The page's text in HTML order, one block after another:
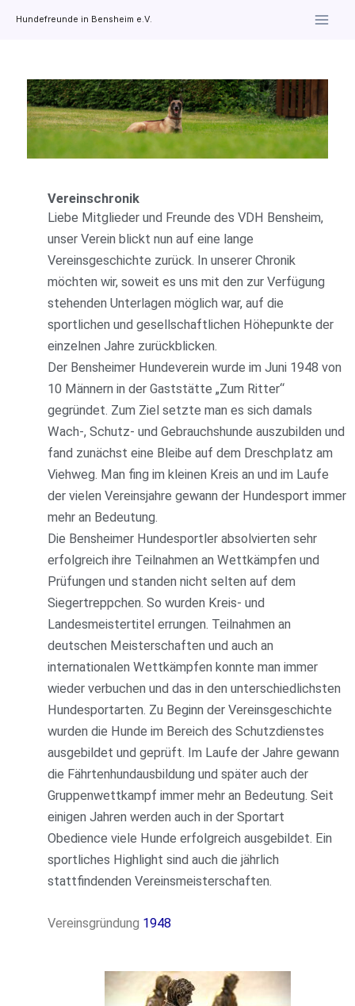
Hundefreunde in Bensheim e.V.
Vereinschronik
Liebe Mitglieder und Freunde des VDH Bensheim,
unser Verein blickt nun auf eine lange
Vereinsgeschichte zurück. In unserer Chronik
möchten wir, soweit es uns mit den zur Verfügung
stehenden Unterlagen möglich war, auf die
sportlichen und gesellschaftlichen Höhepunkte der
einzelnen Jahre zurückblicken.
Der Bensheimer Hundeverein wurde im Juni 1948 von
10 Männern in der Gaststätte „Zum Ritter“
gegründet. Zum Ziel setzte man es sich damals
Wach-, Schutz- und Gebrauchshunde auszubilden und
fand zunächst eine Bleibe auf dem Dreschplatz am
Viehweg. Man fing im kleinen Kreis an und im Laufe
der vielen Vereinsjahre gewann der Hundesport immer
mehr an Bedeutung.
Die Bensheimer Hundesportler absolvierten sehr
erfolgreich ihre Teilnahmen an Wettkämpfen und
Prüfungen und standen nicht selten auf dem
Siegertreppchen. So wurden Kreis- und
Landesmeistertitel errungen. Teilnahmen an
deutschen Meisterschaften und auch an
internationalen Wettkämpfen konnte man immer
wieder verbuchen und das in den unterschiedlichsten
Hundesportarten. Zu Beginn der Vereinsgeschichte
wurden die Hunde im Bereich des Schutzdienstes
ausgebildet und geprüft. Im Laufe der Jahre gewann
die Fährtenhundausbildung und später auch der
Gruppenwettkampf immer mehr an Bedeutung. Seit
einigen Jahren werden auch in der Sportart
Obedience viele Hunde erfolgreich ausgebildet. Ein
sportliches Highlight sind auch die jährlich
stattfindenden Vereinsmeisterschaften.
Vereinsgründung 1948